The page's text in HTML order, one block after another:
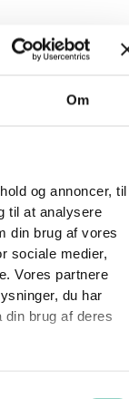
Om
og annoncer, til
til at analysere
din brug af vores
sociale medier,
Vores partnere
du har
brug af deres
perleplader med
måler 2,5